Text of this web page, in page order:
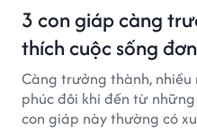
3 con giáp càng
thích cuộc sống
Càng trưởng thành,
phúc đôi khi đến từ
con giáp này thường có